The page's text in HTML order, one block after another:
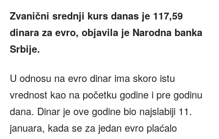
Zvanični srednji kurs danas je 117,59
dinara za evro, objavila je Narodna banka
Srbije.
U odnosu na evro dinar ima skoro istu
vrednost kao na početku godine i pre godinu
dana. Dinar je ove godine bio najslabiji 11.
januara, kada se za jedan evro plaćalo